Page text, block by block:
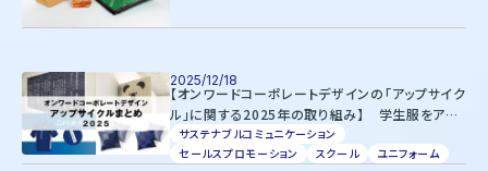
オンワードパーソナルスタイル
〒102－8115
東京都千代田区飯田橋二丁目10－10
2025/12/18
【オンワードコーポレートデザインの「アップサイク
ル」に関する2025年の取り組み】 学生服をアッ
プサイクルした卒業記念品や、使用済みフィルムを
活用した作業服
サステナブルコミュニケーション
セールスプロモーション
スクール ユニフォーム